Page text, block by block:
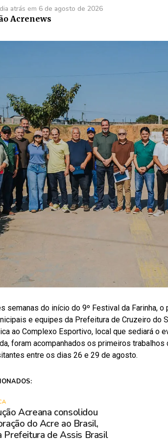
atrás em 6 de agosto de 2026
Acrenews
semanas do início do 9º Festival da Farinha,
e equipes da Prefeitura de Cruzeiro do
ao Complexo Esportivo, local que sediará o
foram acompanhados os primeiros
entre os dias 26 e 29 de agosto.
Acreana consolidou
do Acre ao Brasil,
Prefeitura de Assis Brasil